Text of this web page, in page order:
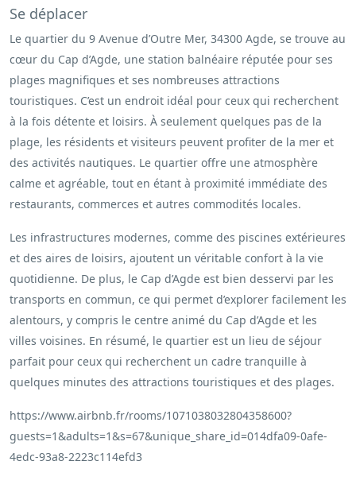
Se déplacer
Le quartier du 9 Avenue d’Outre Mer, 34300 Agde, se trouve au
cœur du Cap d’Agde, une station balnéaire réputée pour ses
plages magnifiques et ses nombreuses attractions
touristiques. C’est un endroit idéal pour ceux qui recherchent
à la fois détente et loisirs. À seulement quelques pas de la
plage, les résidents et visiteurs peuvent profiter de la mer et
des activités nautiques. Le quartier offre une atmosphère
calme et agréable, tout en étant à proximité immédiate des
restaurants, commerces et autres commodités locales.
Les infrastructures modernes, comme des piscines extérieures
et des aires de loisirs, ajoutent un véritable confort à la vie
quotidienne. De plus, le Cap d’Agde est bien desservi par les
transports en commun, ce qui permet d’explorer facilement les
alentours, y compris le centre animé du Cap d’Agde et les
villes voisines. En résumé, le quartier est un lieu de séjour
parfait pour ceux qui recherchent un cadre tranquille à
quelques minutes des attractions touristiques et des plages.
https://www.airbnb.fr/rooms/1071038032804358600?
guests=1&adults=1&s=67&unique_share_id=014dfa09-0afe-
4edc-93a8-2223c114efd3